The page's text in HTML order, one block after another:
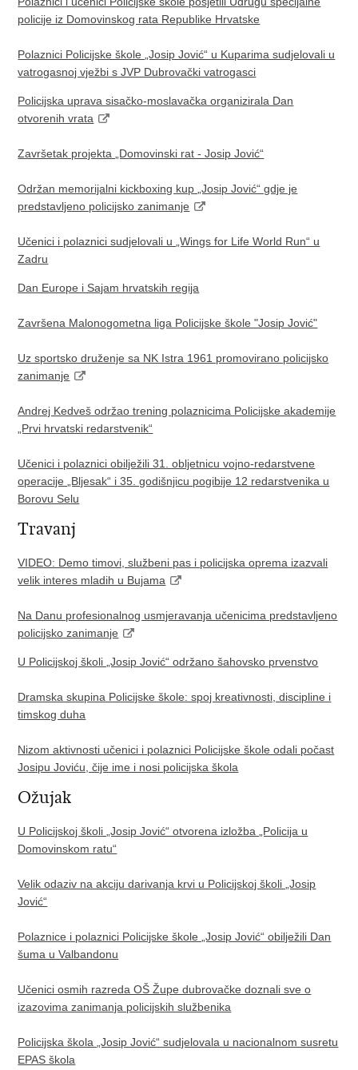
policije iz Domovinskog rata Republike Hrvatske
Polaznici Policijske škole „Josip Jović“ u Kuparima sudjelovali u
vatrogasnoj vježbi s JVP Dubrovački vatrogasci
Policijska uprava sisačko-moslavačka organizirala Dan
otvorenih vrata
Završetak projekta „Domovinski rat - Josip Jović“
Održan memorijalni kickboxing kup „Josip Jović“ gdje je
predstavljeno policijsko zanimanje
Učenici i polaznici sudjelovali u „Wings for Life World Run“ u
Zadru
Dan Europe i Sajam hrvatskih regija
Završena Malonogometna liga Policijske škole "Josip Jović"
Uz sportsko druženje sa NK Istra 1961 promovirano policijsko
zanimanje
Andrej Kedveš održao trening polaznicima Policijske akademije
„Prvi hrvatski redarstvenik“
Učenici i polaznici obilježili 31. obljetnicu vojno-redarstvene
operacije „Bljesak“ i 35. godišnjicu pogibije 12 redarstvenika u
Borovu Selu
Travanj
VIDEO: Demo timovi, službeni pas i policijska oprema izazvali
velik interes mladih u Bujama
Na Danu profesionalnog usmjeravanja učenicima predstavljeno
policijsko zanimanje
U Policijskoj školi „Josip Jović“ održano šahovsko prvenstvo
Dramska skupina Policijske škole: spoj kreativnosti, discipline i
timskog duha
Nizom aktivnosti učenici i polaznici Policijske škole odali počast
Josipu Joviću, čije ime i nosi policijska škola
Ožujak
U Policijskoj školi „Josip Jović“ otvorena izložba „Policija u
Domovinskom ratu“
Velik odaziv na akciju darivanja krvi u Policijskoj školi „Josip
Jović“
Polaznice i polaznici Policijske škole „Josip Jović“ obilježili Dan
šuma u Valbandonu
Učenici osmih razreda OŠ Župe dubrovačke doznali sve o
izazovima zanimanja policijskih službenika
Policijska škola „Josip Jović“ sudjelovala u nacionalnom susretu
EPAS škola